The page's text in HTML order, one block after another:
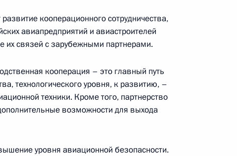
кооперационного сотрудничества,
авиапредприятий и авиастроителей
их связей с зарубежными партнерами.
кооперация – это главный путь
технологического уровня, к развитию, –
техники. Кроме того, партнерство
возможности для выхода
уровня авиационной безопасности.